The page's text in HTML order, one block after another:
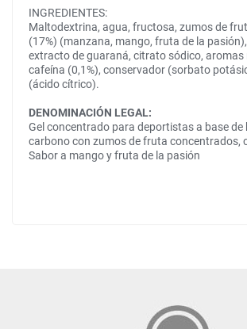
INGREDIENTES:
Maltodextrina, agua, fructosa, zumos de
(17%) (manzana, mango, fruta de la
extracto de guaraná, citrato sódico, aromas
cafeína (0,1%), conservador (sorbato
(ácido cítrico).
DENOMINACIÓN LEGAL:
Gel concentrado para deportistas a base de
carbono con zumos de fruta concentrados,
Sabor a mango y fruta de la pasión